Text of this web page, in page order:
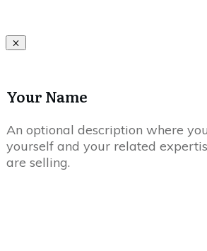
Your Name
An optional description where
yourself and your related
are selling.